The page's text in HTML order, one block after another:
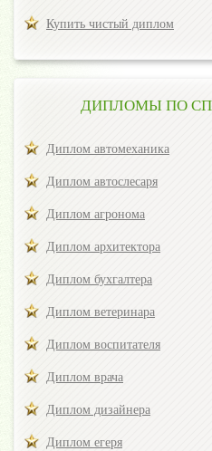
Купить чистый диплом
ДИПЛОМЫ ПО
Диплом автомеханика
Диплом автослесаря
Диплом агронома
Диплом архитектора
Диплом бухгалтера
Диплом ветеринара
Диплом воспитателя
Диплом врача
Диплом дизайнера
Диплом егеря